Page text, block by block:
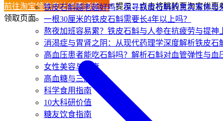
铁皮石斛越老越好吗？探寻铁皮石斛的真实寿命与
一根30厘米的铁皮石斛需要长4年以上吗？
熬夜加班容易累？铁皮石斛与人参在抗疲劳与提神
消渴症与胃肾之阴：从现代药理学深度解析铁皮石
高血压患者能吃石斛吗？解析石斛对血管弹性与血
女性美容与抗衰
高血糖与三高指南
科学食用指南
10大科研价值
糖友饮食指南
前往淘宝领券直达特惠通道 →* 提示：点击将跳转至淘宝优惠
领取页面